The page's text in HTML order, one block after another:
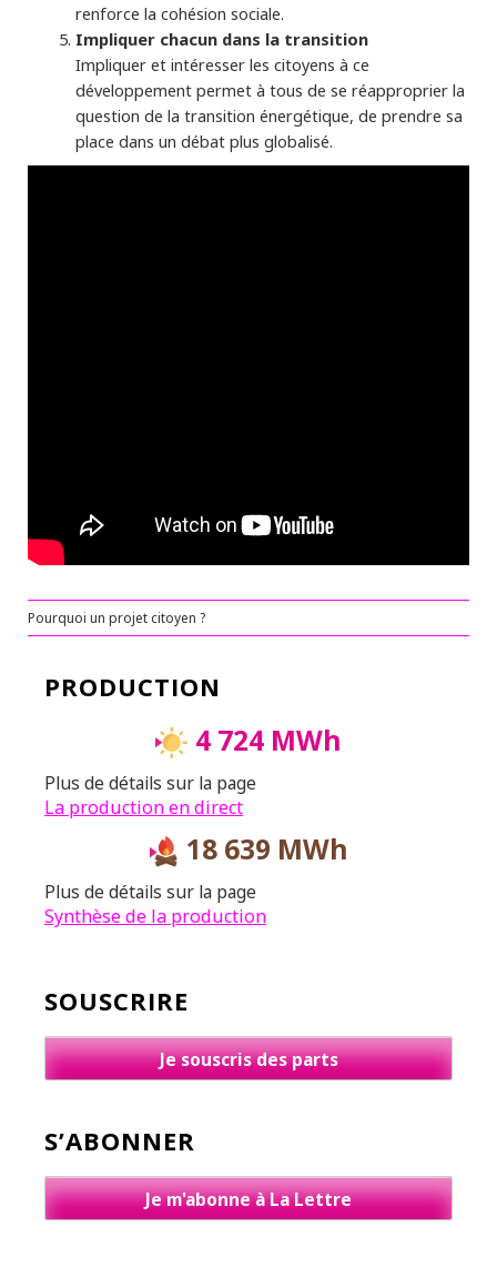
renforce la cohésion sociale.
Impliquer chacun dans la transition
Impliquer et intéresser les citoyens à ce
développement permet à tous de se réapproprier la
question de la transition énergétique, de prendre sa
place dans un débat plus globalisé.
Pourquoi un projet citoyen ?
PRODUCTION
4 724 MWh
Plus de détails sur la page
La production en direct
18 639 MWh
Plus de détails sur la page
Synthèse de la production
SOUSCRIRE
Je souscris des parts
S’ABONNER
Je m'abonne à La Lettre